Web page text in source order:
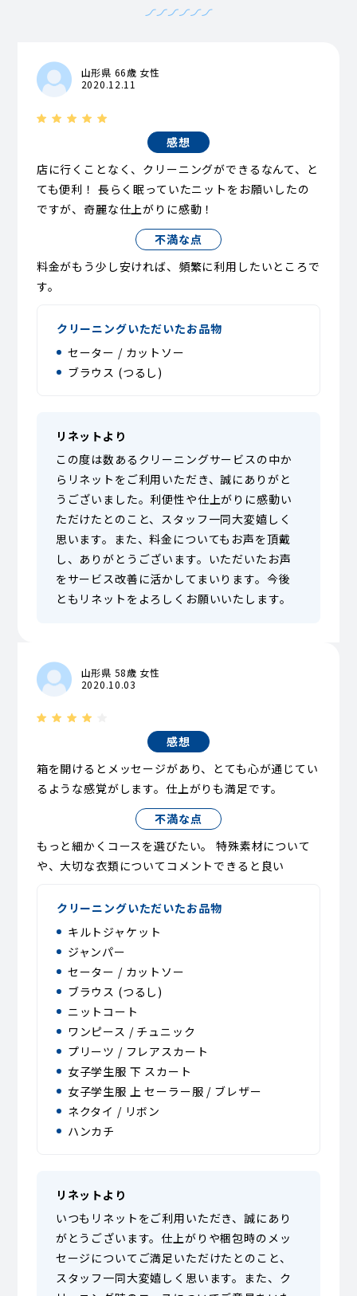
山形県 66歳 女性
2020.12.11
感想
店に行くことなく、クリーニングができるなんて、と
ても便利！ 長らく眠っていたニットをお願いしたの
ですが、奇麗な仕上がりに感動！
不満な点
料金がもう少し安ければ、頻繁に利用したいところで
す。
クリーニングいただいたお品物
セーター / カットソー
ブラウス (つるし)
リネットより
この度は数あるクリーニングサービスの中か
らリネットをご利用いただき、誠にありがと
うございました。利便性や仕上がりに感動い
ただけたとのこと、スタッフ一同大変嬉しく
思います。また、料金についてもお声を頂戴
し、ありがとうございます。いただいたお声
をサービス改善に活かしてまいります。今後
ともリネットをよろしくお願いいたします。
山形県 58歳 女性
2020.10.03
感想
箱を開けるとメッセージがあり、とても心が通じてい
るような感覚がします。仕上がりも満足です。
不満な点
もっと細かくコースを選びたい。 特殊素材について
や、大切な衣類についてコメントできると良い
クリーニングいただいたお品物
キルトジャケット
ジャンパー
セーター / カットソー
ブラウス (つるし)
ニットコート
ワンピース / チュニック
プリーツ / フレアスカート
女子学生服 下 スカート
女子学生服 上 セーラー服 / ブレザー
ネクタイ / リボン
ハンカチ
リネットより
いつもリネットをご利用いただき、誠にあり
がとうございます。仕上がりや梱包時のメッ
セージについてご満足いただけたとのこと、
スタッフ一同大変嬉しく思います。また、ク